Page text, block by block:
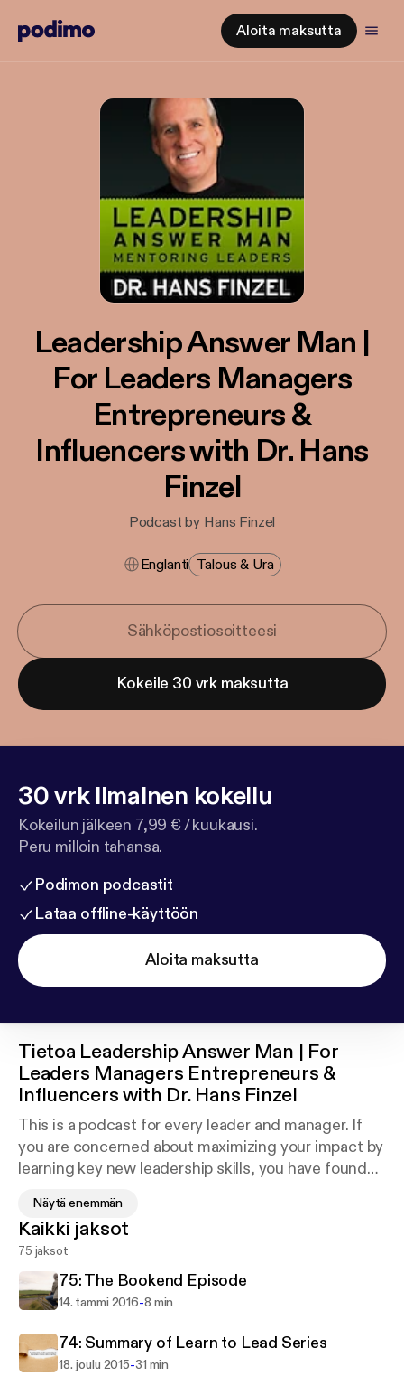
Aloita maksutta
Leadership Answer Man |
For Leaders Managers
Entrepreneurs &
Influencers with Dr. Hans
Finzel
Podcast by Hans Finzel
Englanti Talous & Ura
Kokeile 30 vrk maksutta
30 vrk ilmainen kokeilu
Kokeilun jälkeen 7,99 € / kuukausi.
Peru milloin tahansa.
Podimon podcastit
Lataa offline-käyttöön
Aloita maksutta
Tietoa Leadership Answer Man | For
Leaders Managers Entrepreneurs &
Influencers with Dr. Hans Finzel
This is a podcast for every leader and manager. If
you are concerned about maximizing your impact by
learning key new leadership skills, you have found
or just starting out, I provide practical leadership
tips that you can use this week. The show’s content
is based on my thirty years of global leadership
experience and designed to teach leaders sound
practical leadership advice.
Näytä enemmän
Kaikki jaksot
75 jaksot
75: The Bookend Episode
14. tammi 2016-8 min
74: Summary of Learn to Lead Series
18. joulu 2015-31 min